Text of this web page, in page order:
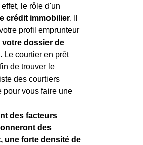
le rôle d'un
crédit immobilier. Il
profil emprunteur
dossier de
Le courtier en prêt
de trouver le
des courtiers
pour vous faire une
des facteurs
des
une forte densité de